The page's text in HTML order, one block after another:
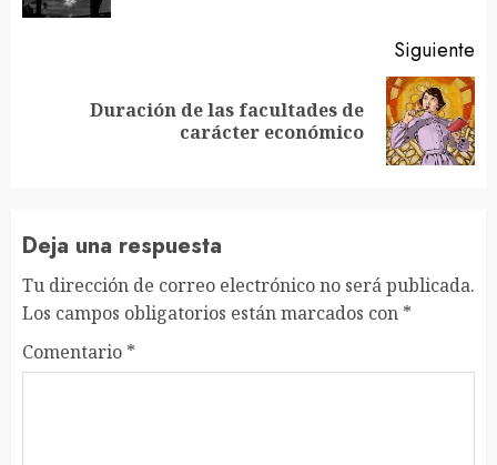
Siguiente
SiguienteDuración de las facultades de
carácter económico
Deja una respuesta
Tu dirección de correo electrónico no será publicada.
Los campos obligatorios están marcados con *
Comentario *